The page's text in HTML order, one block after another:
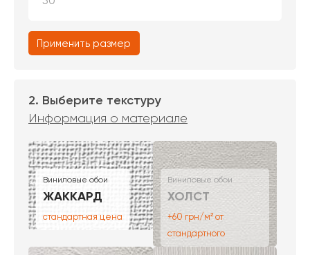
Применить размер
2. Выберите текстуру
Информация о материале
Виниловые обои
ЖАККАРД
стандартная цена
Виниловые обои
ХОЛСТ
+60 грн/м² от
стандартного